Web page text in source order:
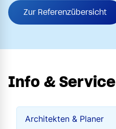
Zur Referenzübersicht
Info & Service